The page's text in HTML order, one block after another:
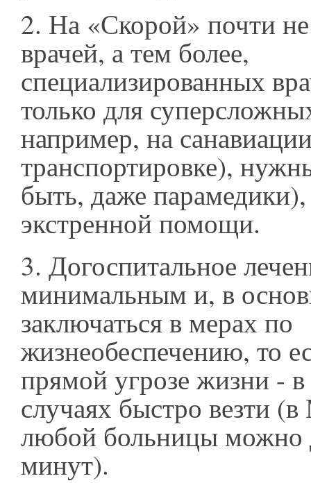
2. На «Скорой» почти
врачей, а тем более,
специализированных
только для
например, на
транспортировке),
быть, даже
экстренной помощи.
3. Догоспитальное
минимальным и, в
заключаться в мерах по
жизнеобеспечению, то
прямой угрозе жизни -
случаях быстро везти
любой больницы можно
минут).